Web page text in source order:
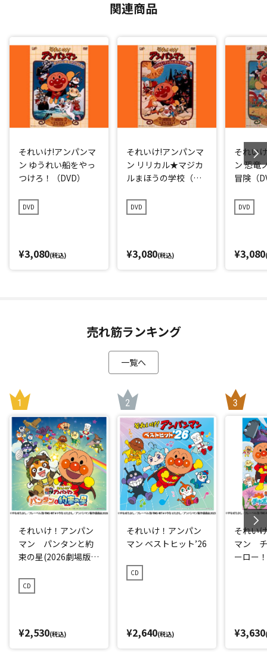
関連商品
それいけ!アンパンマ
ン ゆうれい船をやっ
つけろ！（DVD）
DVD
¥3,080(税込)
それいけ!アンパンマ
ン リリカル★マジカ
ルまほうの学校（DV
DVD
¥3,080(税込)
それい
ン 恐竜
冒険（
DVD
¥3,080
売れ筋ランキング
一覧へ
それいけ！アンパン
マン パンタンと約
束の星(2026劇場版ベ
CD
¥2,530(税込)
それいけ！アンパン
マン ベストヒット’26
CD
¥2,640(税込)
それい
マン チ
ーロー
¥3,630